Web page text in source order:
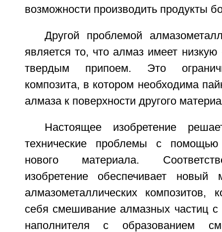
возможности производить продукты
Другой проблемой
является то, что алмаз имеет низкую
твердым припоем. Это
композита, в котором необходима
алмаза к поверхности другого
Настоящее изобретение
технические проблемы с
нового материала.
изобретение обеспечивает новый
алмазометаллических композитов,
себя смешивание алмазных частиц с
наполнителя с образованием